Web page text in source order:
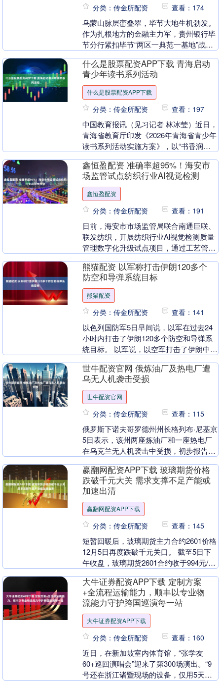
分类：传金所配资 查看：174
乌蒙山脉层峦叠翠，毕节大地生机勃发。
作为扎根地方的金融主力军，贵州银行毕
节分行紧扣毕节“两区一典范一基地”战略
将党组织政治优....
什么是股票配资APP下载 青海启动
青少年读书系列活动
什么是股票配资APP下载
分类：传金所配资 查看：197
中国教育报讯（见习记者 林冰莹）近日，
青海省教育厅印发《2026年青海省青少年
读书系列活动实施方案》，以“书香润江
书系列活动....
鑫恒盈配资 准确率超95%！海安市
场监管试点纺织行业AI视觉检测
鑫恒盈配资
分类：传金所配资 查看：191
日前，海安市市场监管局联合南通巨联、
联发纺织，开展纺织行业Al视觉检测质量
管理数字化升级试点项目，通过工艺管控
+机器视觉....
熊猫配资 以军称打击伊朗120多个
防空和导弹系统目标
熊猫配资
分类：传金所配资 查看：141
以色列国防军5日早间说，以军在过去24
小时内打击了伊朗120多个防空和导弹系
统目标。 以军说，以空军打击了伊朗中部
伊斯兰革....
世牛配资官网 俄炼油厂及热电厂遭
乌无人机袭击受损
世牛配资官网
分类：传金所配资 查看：115
俄罗斯下诺夫哥罗德州州长格列布·尼基京
5日表示，该州两座炼油厂和一座热电厂
在乌克兰无人机袭击中受损，初步报告显
赢翻网配资APP下载 玻璃期货价格
跌破千元大关 需求支撑不足产能或
加速出清
赢翻网配资APP下载
分类：传金所配资 查看：145
短暂回暖后，玻璃期货主力合约2601价格
12月5日再度跌破千元关口。 截至5日下
午收盘，玻璃期货2601合约收于994元/
报....
大牛证券配资APP下载 定制方案
+全流程运输能力，顺丰以专业物
流能力守护跨国巡演每一站
大牛证券配资APP下载
分类：传金所配资 查看：160
近日，在新加坡室内体育馆，“张学友
60+巡回演唱会”迎来了第300场演出。“9
号还在浙江诸暨现场的设备，仅用5天时